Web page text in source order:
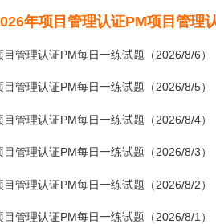
目管理认证PM每日一练试题（2026/8/6）
目管理认证PM每日一练试题（2026/8/5）
目管理认证PM每日一练试题（2026/8/4）
目管理认证PM每日一练试题（2026/8/3）
目管理认证PM每日一练试题（2026/8/2）
目管理认证PM每日一练试题（2026/8/1）